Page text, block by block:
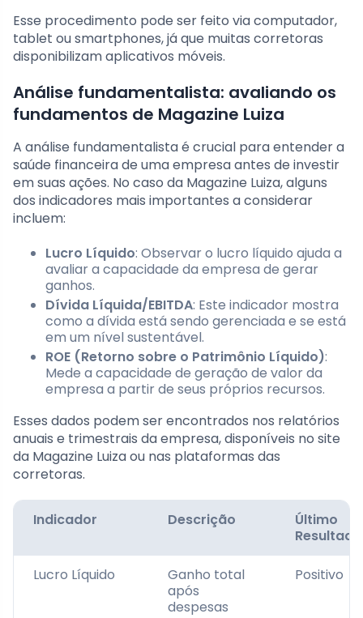
Esse procedimento pode ser feito via computador,
tablet ou smartphones, já que muitas corretoras
disponibilizam aplicativos móveis.
Análise fundamentalista: avaliando os
fundamentos de Magazine Luiza
A análise fundamentalista é crucial para entender a
saúde financeira de uma empresa antes de investir
em suas ações. No caso da Magazine Luiza, alguns
dos indicadores mais importantes a considerar
incluem:
Lucro Líquido: Observar o lucro líquido ajuda a
avaliar a capacidade da empresa de gerar
ganhos.
Dívida Líquida/EBITDA: Este indicador mostra
como a dívida está sendo gerenciada e se está
em um nível sustentável.
ROE (Retorno sobre o Patrimônio Líquido):
Mede a capacidade de geração de valor da
empresa a partir de seus próprios recursos.
Esses dados podem ser encontrados nos relatórios
anuais e trimestrais da empresa, disponíveis no site
da Magazine Luiza ou nas plataformas das
corretoras.
Indicador Descrição
Último
Resultado
Lucro Líquido
Ganho total
após
despesas
Positivo